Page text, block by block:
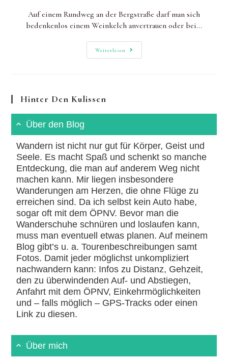
Auf einem Rundweg an der Bergstraße darf man sich
bedenkenlos einem Weinkelch anvertrauen oder bei…
Weiterlesen
Immer
Dem
Hinter Den Kulissen
Über den Blog
Wandern ist nicht nur gut für Körper, Geist und
Seele. Es macht Spaß und schenkt so manche
Entdeckung, die man auf anderem Weg nicht
machen kann. Mir liegen insbesondere
Wanderungen am Herzen, die ohne Flüge zu
erreichen sind. Da ich selbst kein Auto habe,
sogar oft mit dem ÖPNV. Bevor man die
Wanderschuhe schnüren und loslaufen kann,
muss man eventuell etwas planen. Auf meinem
Blog gibt’s u. a. Tourenbeschreibungen samt
Fotos. Damit jeder möglichst unkompliziert
nachwandern kann: Infos zu Distanz, Gehzeit,
den zu überwindenden Auf- und Abstiegen,
Anfahrt mit dem ÖPNV, Einkehrmöglichkeiten
und – falls möglich – GPS-Tracks oder einen
Link zu diesen.
Über mich